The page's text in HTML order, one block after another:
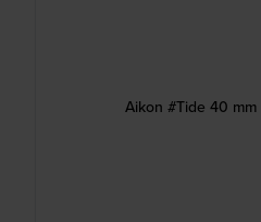
Aikon #Tide 40